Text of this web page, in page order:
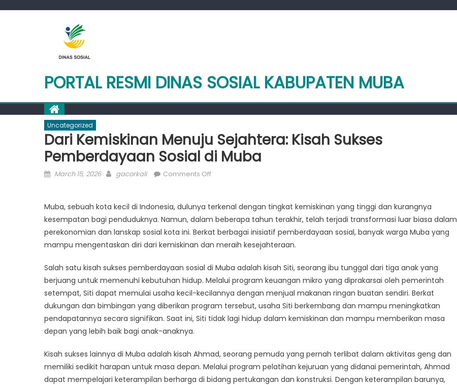
PORTAL RESMI DINAS SOSIAL KABUPATEN MUBA
Uncategorized
Dari Kemiskinan Menuju Sejahtera: Kisah Sukses
Pemberdayaan Sosial di Muba
Posted
March 15, 2026 Author
gacorkali Comments Offon
Menuju
Sejahtera:
Kisah
Sukses
Sosial
di
Muba
Muba, sebuah kota kecil di Indonesia, dulunya terkenal dengan tingkat kemiskinan yang tinggi dan kurangnya
kesempatan bagi penduduknya. Namun, dalam beberapa tahun terakhir, telah terjadi transformasi luar biasa dalam
perekonomian dan lanskap sosial kota ini. Berkat berbagai inisiatif pemberdayaan sosial, banyak warga Muba yang
mampu mengentaskan diri dari kemiskinan dan meraih kesejahteraan.
Salah satu kisah sukses pemberdayaan sosial di Muba adalah kisah Siti, seorang ibu tunggal dari tiga anak yang
berjuang untuk memenuhi kebutuhan hidup. Melalui program keuangan mikro yang diprakarsai oleh pemerintah
setempat, Siti dapat memulai usaha kecil-kecilannya dengan menjual makanan ringan buatan sendiri. Berkat
dukungan dan bimbingan yang diberikan program tersebut, usaha Siti berkembang dan mampu meningkatkan
pendapatannya secara signifikan. Saat ini, Siti tidak lagi hidup dalam kemiskinan dan mampu memberikan masa
depan yang lebih baik bagi anak-anaknya.
Kisah sukses lainnya di Muba adalah kisah Ahmad, seorang pemuda yang pernah terlibat dalam aktivitas geng dan
memiliki sedikit harapan untuk masa depan. Melalui program pelatihan kejuruan yang didanai pemerintah, Ahmad
dapat mempelajari keterampilan berharga di bidang pertukangan dan konstruksi. Dengan keterampilan barunya,